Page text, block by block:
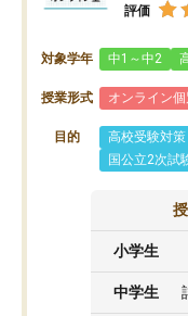
評価
対象学年 中1～中2
授業形式 オンライン
目的 高校受験対策
国公立2次試
小学生
中学生